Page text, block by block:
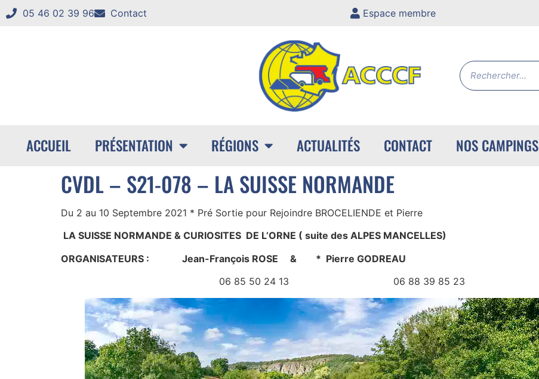
05 46 02 39 96 Contact Espace membre
ACCUEIL PRÉSENTATION RÉGIONS ACTUALITÉS CONTACT NOS CAMPINGS
CVDL – S21-078 – LA SUISSE NORMANDE
Du 2 au 10 Septembre 2021 * Pré Sortie pour Rejoindre BROCELIENDE et Pierre
LA SUISSE NORMANDE & CURIOSITES DE L’ORNE ( suite des ALPES MANCELLES)
ORGANISATEURS :
Jean-François ROSE & * Pierre GODREAU
06 85 50 24 13 06 88 39 85 23